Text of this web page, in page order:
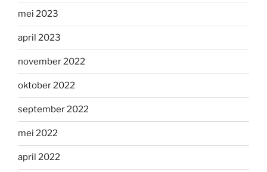
mei 2023
april 2023
november 2022
oktober 2022
september 2022
mei 2022
april 2022